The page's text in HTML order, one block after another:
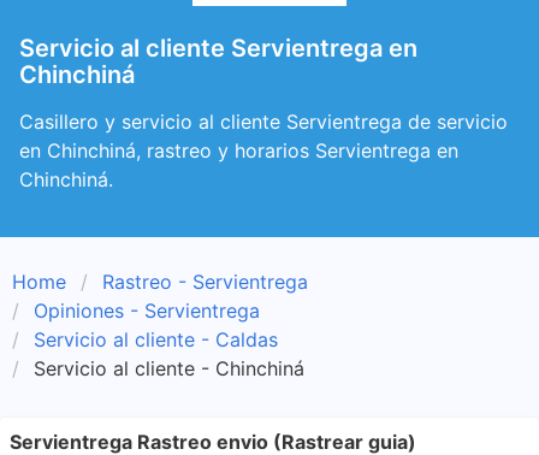
Servicio al cliente Servientrega en
Chinchiná
Casillero y servicio al cliente Servientrega de servicio
en Chinchiná, rastreo y horarios Servientrega en
Chinchiná.
Home
Rastreo - Servientrega
Opiniones - Servientrega
Servicio al cliente - Caldas
Servicio al cliente - Chinchiná
Servientrega Rastreo envio (Rastrear guia)